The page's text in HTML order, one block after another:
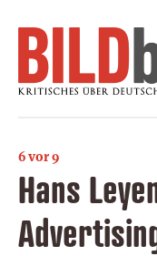
6 vor 9
Hans